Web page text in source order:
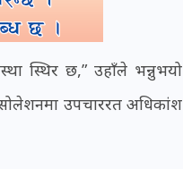
स्थिर छ,” उहाँले भन्नुभयो
उपचाररत अधिकांश